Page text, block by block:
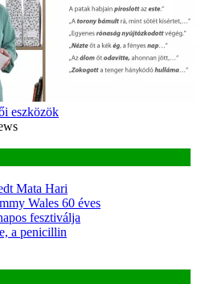
eszközök
Mata Hari
Wales 60 éves
fesztiválja
a penicillin